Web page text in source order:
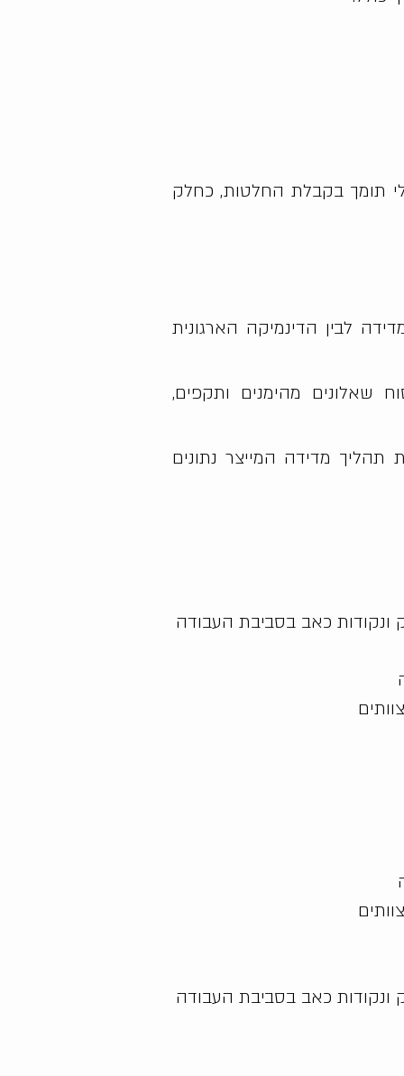
תומך בקבלת החלטות, כחלק
לבין הדינמיקה הארגונית
שאלונים מהימנים ותקפים,
תהליך מדידה המייצר נתונים
ונקודות כאב בסביבת העבודה
ונקודות כאב בסביבת העבודה